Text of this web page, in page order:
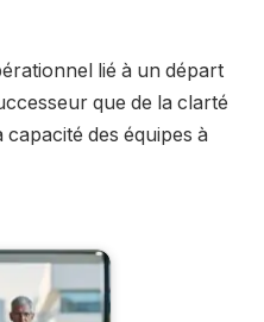
lié à un départ
que de la clarté
des équipes à